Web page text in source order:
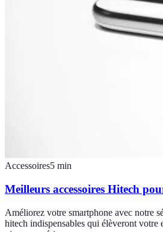
Accessoires5 min
Meilleurs accessoires Hitech
Améliorez votre smartphone avec notre
hitech indispensables qui élèveront votre